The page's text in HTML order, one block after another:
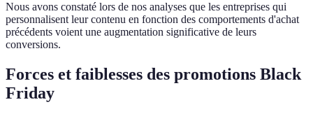
Nous avons constaté lors de nos analyses que les entreprises qui
personnalisent leur contenu en fonction des comportements d'achat
précédents voient une augmentation significative de leurs
conversions.
Forces et faiblesses des promotions Black
Friday